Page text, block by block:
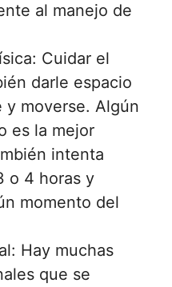
al manejo de
Cuidar el
darle espacio
y moverse. Algún
es la mejor
intenta
o 4 horas y
momento del
Hay muchas
que se